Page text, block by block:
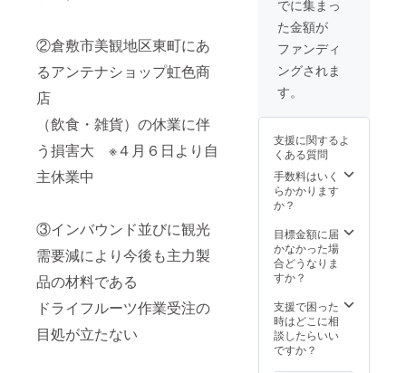
②倉敷市美観地区東町にあ
るアンテナショップ虹色商
店
（飲食・雑貨）の休業に伴
う損害大 ※４月６日より自
主休業中
③インバウンド並びに観光
需要減により今後も主力製
品の材料である
ドライフルーツ作業受注の
目処が立たない
円相当
※送料は
含みま
す。 ＜
お届け
末〜８
月初旬
予定
と旬の
詰め合
わせを
３回に
分けて
いただ
す。
（１回
目；７
月
目；9
月〜10
月
月前
後）
でに集まっ
た金額が
ファンディ
ングされま
す。
支援に関するよ
くある質問
手数料はいく
らかかります
か？
目標金額に届
かなかった場
合どうなりま
すか？
支援で困った
時はどこに相
談したらいい
ですか？